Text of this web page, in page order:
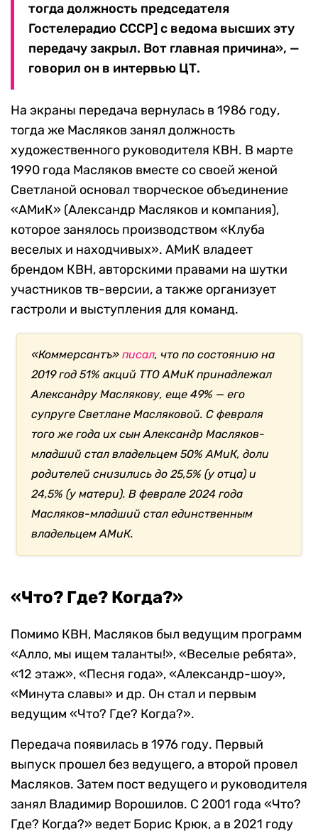
тогда должность председателя
Гостелерадио СССР] с ведома высших эту
передачу закрыл. Вот главная причина», —
говорил он в интервью ЦТ.
На экраны передача вернулась в 1986 году,
тогда же Масляков занял должность
художественного руководителя КВН. В марте
1990 года Масляков вместе со своей женой
Светланой основал творческое объединение
«АМиК» (Александр Масляков и компания),
которое занялось производством «Клуба
веселых и находчивых». АМиК владеет
брендом КВН, авторскими правами на шутки
участников тв-версии, а также организует
гастроли и выступления для команд.
«Коммерсантъ»писал, что по состоянию на
2019 год 51% акций ТТО АМиК принадлежал
Александру Маслякову, еще 49% — его
супруге Светлане Масляковой. С февраля
того же года их сын Александр Масляков-
младший стал владельцем 50% АМиК, доли
родителей снизились до 25,5% (у отца) и
24,5% (у матери). В феврале 2024 года
Масляков-младший стал единственным
владельцем АМиК.
«Что? Где? Когда?»
Помимо КВН, Масляков был ведущим программ
«Алло, мы ищем таланты!», «Веселые ребята»,
«12 этаж», «Песня года», «Александр-шоу»,
«Минута славы» и др. Он стал и первым
ведущим «Что? Где? Когда?».
Передача появилась в 1976 году. Первый
выпуск прошел без ведущего, а второй провел
Масляков. Затем пост ведущего и руководителя
занял Владимир Ворошилов. С 2001 года «Что?
Где? Когда?» ведет Борис Крюк, а в 2021 году